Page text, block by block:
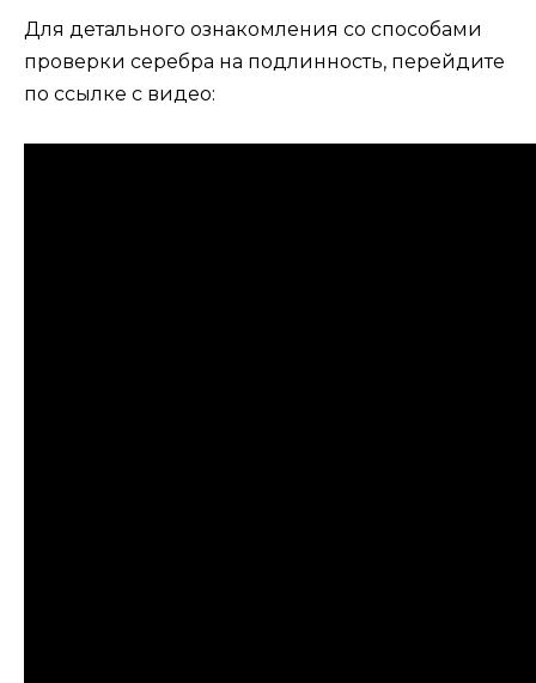
Для детального ознакомления со способами
проверки серебра на подлинность, перейдите
по ссылке с видео: